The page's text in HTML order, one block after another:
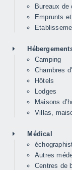
Bureaux de
Emprunts
Camping
Chambres
Hôtels
Lodges
Maisons
Villas,
Médical
Autres
Centres de